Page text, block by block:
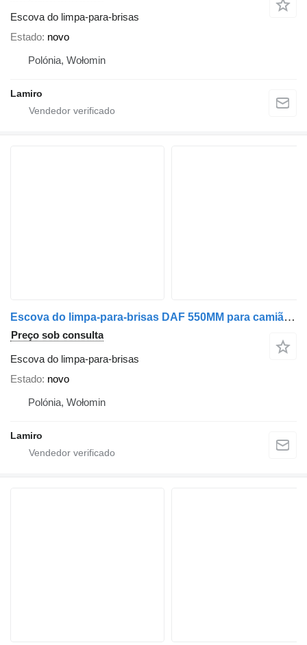
Escova do limpa-para-brisas
Estado novo
Polónia, Wołomin
Lamiro
Escova do limpa-para-brisas DAF 550MM para camião tractor DAF XF95 / XF106 / XF105
Preço sob consulta
Escova do limpa-para-brisas
Estado novo
Polónia, Wołomin
Lamiro